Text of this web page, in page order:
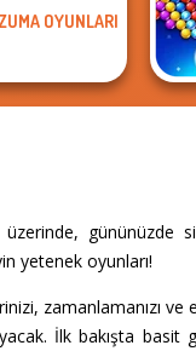
ZUMA OYUNLARI
üzerinde,
yetenek oyunları!
zamanlamanızı
İlk bakışta basit